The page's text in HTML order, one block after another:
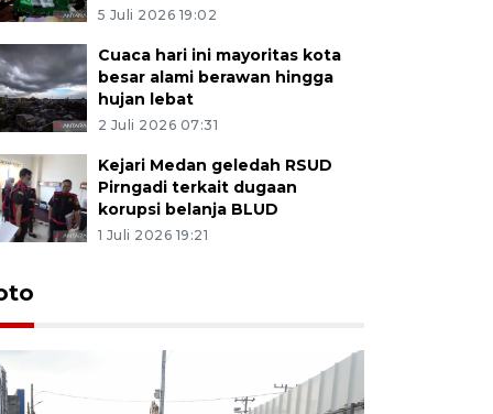
5 Juli 2026 19:02
Cuaca hari ini mayoritas kota
besar alami berawan hingga
hujan lebat
2 Juli 2026 07:31
Kejari Medan geledah RSUD
Pirngadi terkait dugaan
korupsi belanja BLUD
1 Juli 2026 19:21